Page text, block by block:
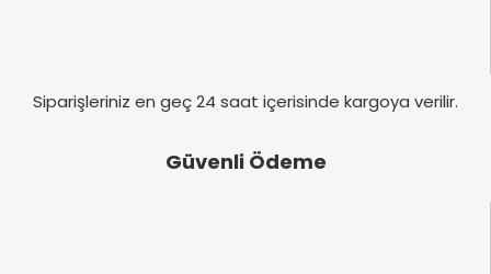
Siparişleriniz en geç 24 saat içerisinde kargoya verilir.
Güvenli Ödeme